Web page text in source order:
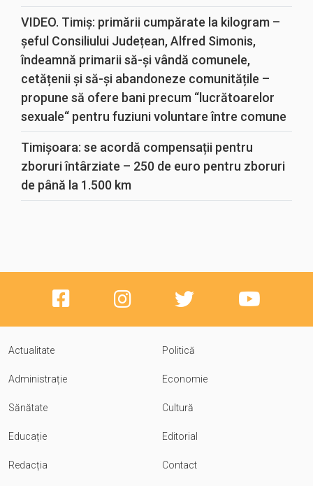
VIDEO. Timiș: primării cumpărate la kilogram –
șeful Consiliului Județean, Alfred Simonis,
îndeamnă primarii să-și vândă comunele,
cetățenii și să-și abandoneze comunitățile –
propune să ofere bani precum “lucrătoarelor
sexuale“ pentru fuziuni voluntare între comune
Timișoara: se acordă compensații pentru
zboruri întârziate – 250 de euro pentru zboruri
de până la 1.500 km
Actualitate Politică
Administrație Economie
Sănătate Cultură
Educație Editorial
Redacția Contact